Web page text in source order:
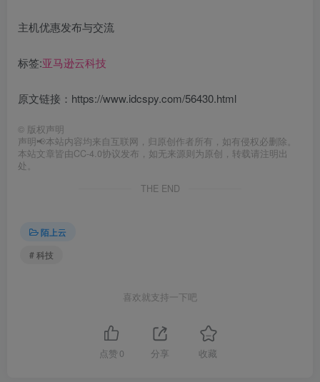
主机优惠发布与交流
标签:亚马逊云科技
原文链接：https://www.idcspy.com/56430.html
© 版权声明
声明📢本站内容均来自互联网，归原创作者所有，如有侵权必删除。
本站文章皆由CC-4.0协议发布，如无来源则为原创，转载请注明出
处。
THE END
陌上云
# 科技
喜欢就支持一下吧
点赞 0 分享 收藏